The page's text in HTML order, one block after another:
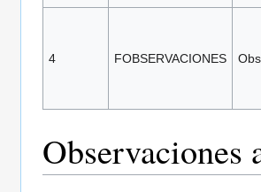
4 FOBSERVACIONES
Observaciones